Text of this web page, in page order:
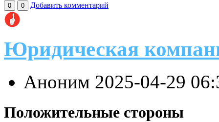
0 0 Добавить комментарий
Юридическая
Аноним 2025-04-29
Положительные стороны